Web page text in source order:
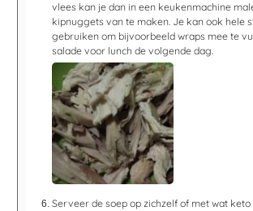
vlees kan je dan in een keukenmachine
kipnuggets van te maken. Je kan ook hele
gebruiken om bijvoorbeeld wraps mee te
salade voor lunch de volgende dag.
Serveer de soep op zichzelf of met wat